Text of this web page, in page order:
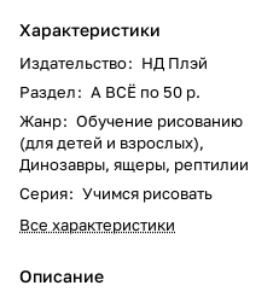
Характеристики
Издательство: НД Плэй
Раздел: А ВСЁ по 50 р.
Жанр: Обучение рисованию
(для детей и взрослых),
Динозавры, ящеры, рептилии
Серия: Учимся рисовать
Все характеристики
Описание